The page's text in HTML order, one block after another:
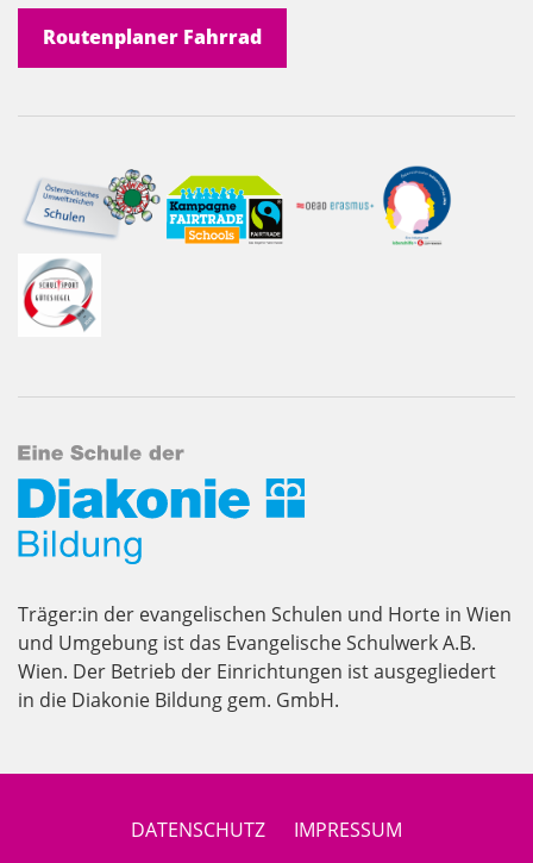
Routenplaner Fahrrad
Träger:in der evangelischen Schulen und Horte in Wien
und Umgebung ist das Evangelische Schulwerk A.B.
Wien. Der Betrieb der Einrichtungen ist ausgegliedert
in die Diakonie Bildung gem. GmbH.
DATENSCHUTZ IMPRESSUM